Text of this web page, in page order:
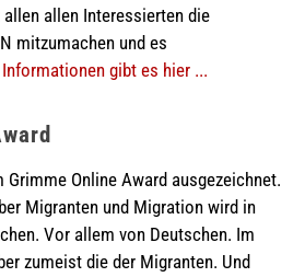
allen Interessierten die
mitzumachen und es
gibt es hier ...
Online Award ausgezeichnet.
Migranten und Migration wird in
Vor allem von Deutschen. Im
zumeist die der Migranten. Und